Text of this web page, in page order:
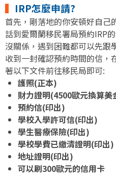
▍ IRP怎麼申請?
首先，剛落地的你安頓好自己
話到愛爾蘭移民署局預約IRP
沒關係，遇到困難都可以先跟
收到一封確認預約時間的信，
著以下文件前往移民局即可:
護照(正本)
財力證明(4500歐元換算美
預約信(印出)
學校入學許可信(印出)
學生醫療保險(印出)
學校學費已繳清證明(印出)
地址證明(印出)
可以刷300歐元的信用卡